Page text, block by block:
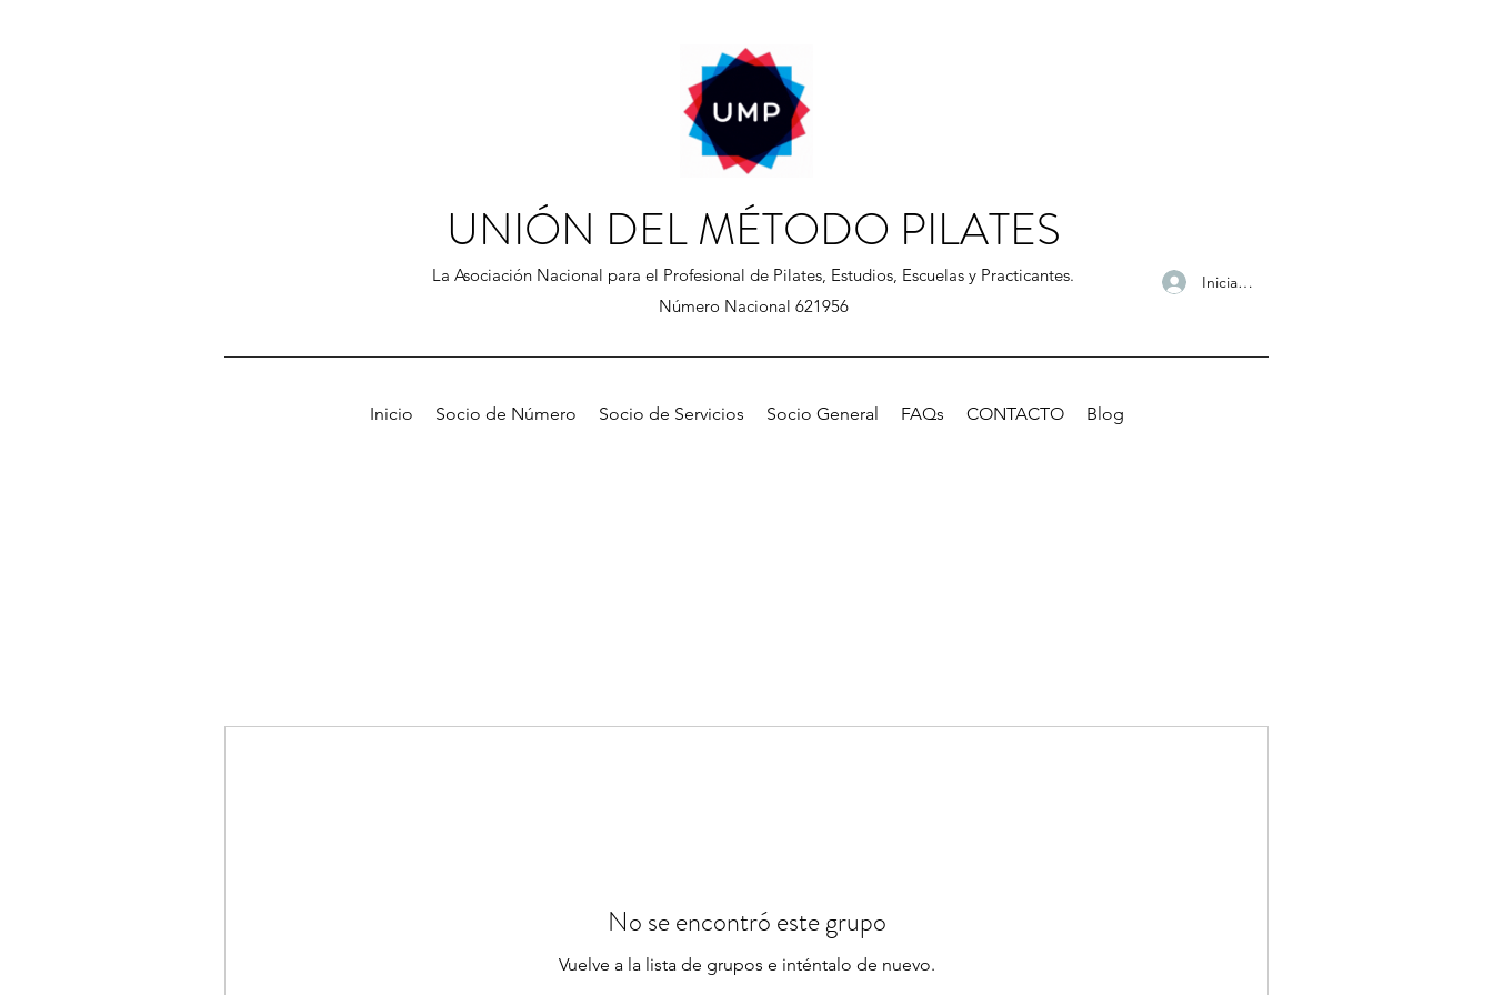
UNIÓN DEL MÉTODO PILATES
La Asociación Nacional para el Profesional de Pilates, Estudios, Escuelas y Practicantes.
Número Nacional 621956
Iniciar sesión
Inicio Socio de Número Socio de Servicios Socio General FAQs CONTACTO Blog
No se encontró este grupo
Vuelve a la lista de grupos e inténtalo de nuevo.